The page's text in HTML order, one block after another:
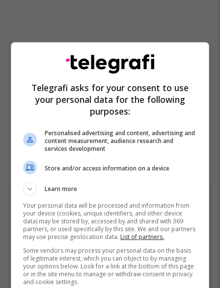
Top 5
Fjalët e para të Joshuas
pas fitores me nokaut ndaj
Kristian Prengës
26/07/2026
Pesë ditë pas marrjes së
Telegrafi asks for your consent to use
your personal data for the following
purposes:
Personalised advertising and content, advertising and
content measurement, audience research and
services development
Store and/or access information on a device
Learn more
Your personal data will be processed and information from
your device (cookies, unique identifiers, and other device
data) may be stored by, accessed by and shared with 369
partners, or used specifically by this site. We and our partners
may use precise geolocation data. List of partners.
Some vendors may process your personal data on the basis
of legitimate interest, which you can object to by managing
your options below. Look for a link at the bottom of this page
or in the site menu to manage or withdraw consent in privacy
and cookie settings.